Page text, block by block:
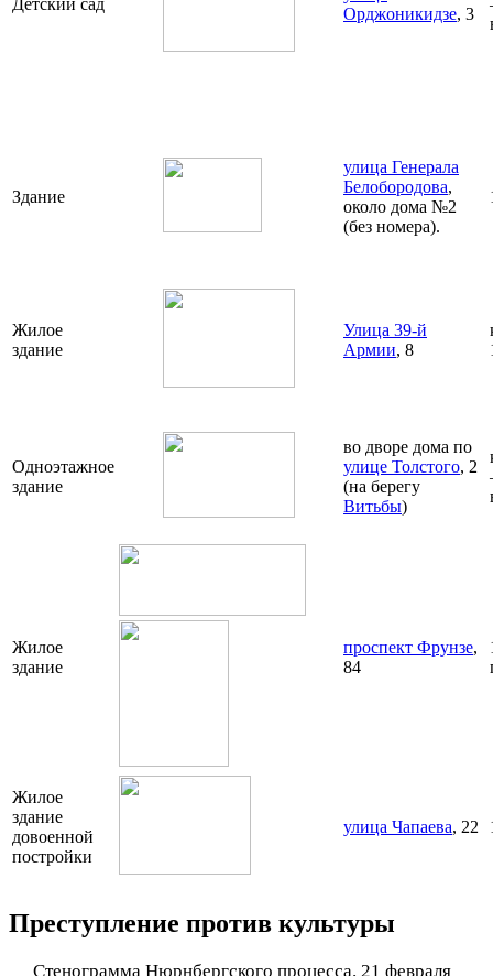
Детский сад
Орджоникидзе, 3
Здание
улица Генерала
Белобородова,
около дома №2
(без номера).
Жилое
здание
Улица 39-й
Армии, 8
Одноэтажное
здание
во дворе дома по
улице Толстого, 2
(на берегу
Витьбы)
Жилое
здание
проспект Фрунзе,
84
Жилое
здание
довоенной
постройки
улица Чапаева, 22
Преступление против культуры
Стенограмма Нюрнбергского процесса. 21 февраля